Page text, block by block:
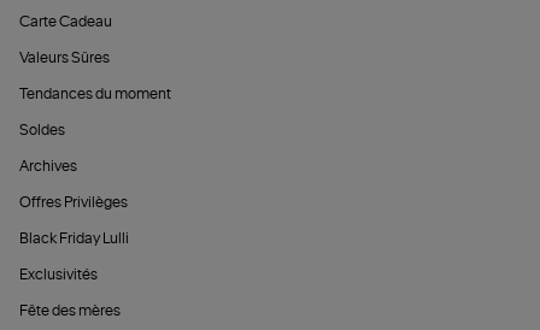
Carte Cadeau
Valeurs Sûres
Tendances du moment
Soldes
Archives
Offres Privilèges
Black Friday Lulli
Exclusivités
Fête des mères